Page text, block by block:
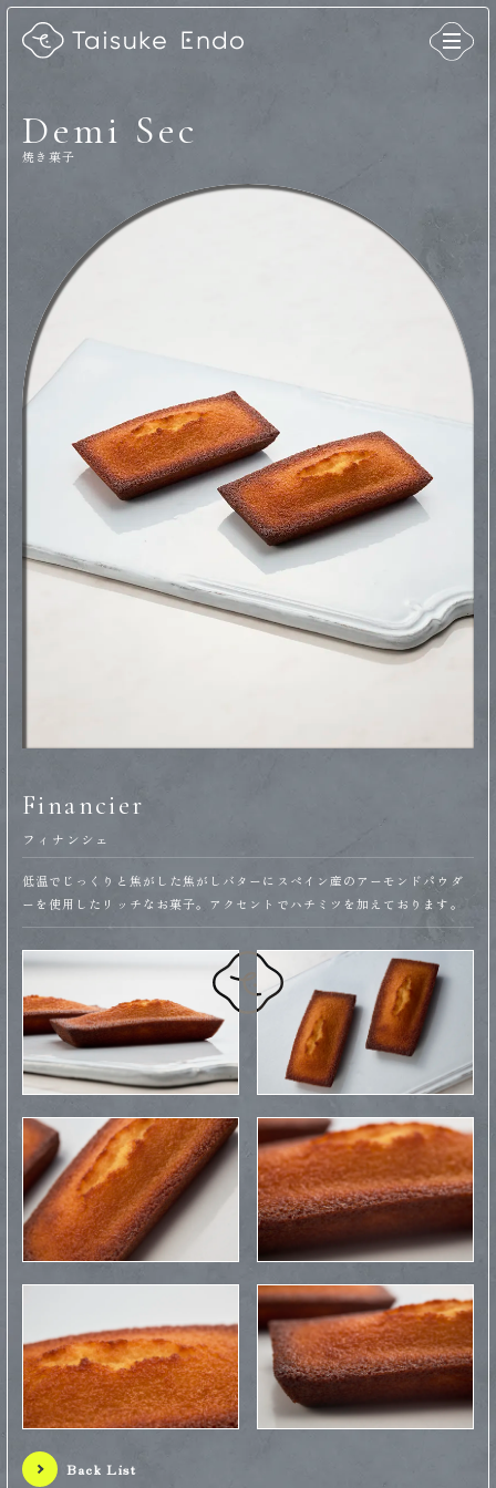
Demi Sec
焼き菓子
Financier
フィナンシェ
低温でじっくりと焦がした焦がしバターにスペイン産のアーモンドパウダ
ーを使用したリッチなお菓子。アクセントでハチミツを加えております。
Back List